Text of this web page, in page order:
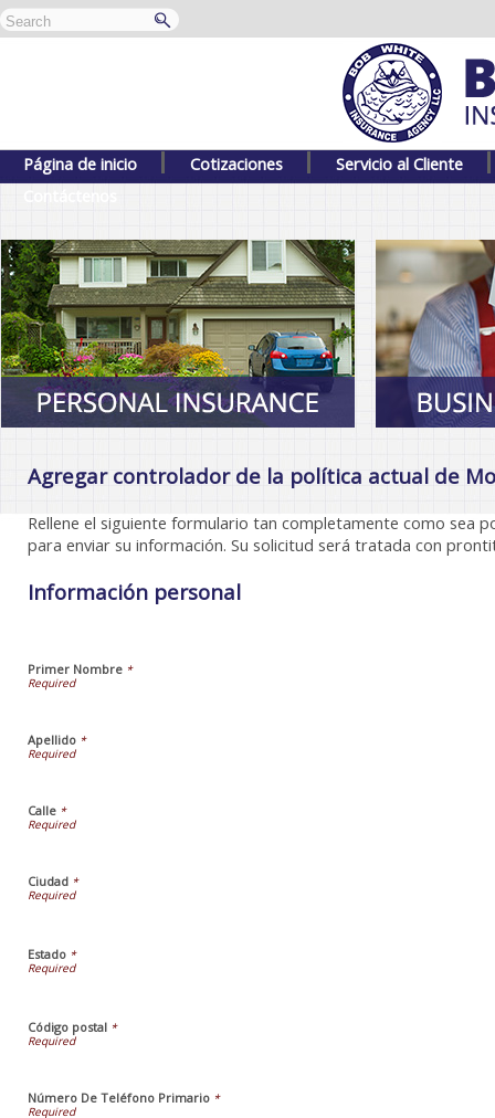
Página de inicio Cotizaciones
Servicio al Cliente
Contáctenos
Agregar controlador de la política actual de
Rellene el siguiente formulario tan completamente como sea
para enviar su información. Su solicitud será tratada con
Información personal
Primer Nombre *
Apellido *
Calle *
Ciudad *
Estado *
Código postal *
Número De Teléfono Primario *